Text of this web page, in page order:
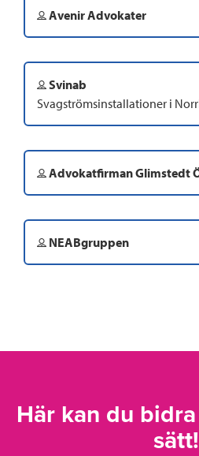
Avenir Advokater
Svinab
Svagströmsinstallationer i
Advokatfirman Glimstedt
NEABgruppen
Här kan du
sätt!